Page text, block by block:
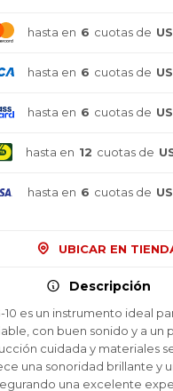
hasta en 6 cuotas de
hasta en 6 cuotas de
hasta en 6 cuotas de
hasta en 12 cuotas de
hasta en 6 cuotas de
UBICAR EN
Descripción
10 es un instrumento ideal
con buen sonido y a un
cuidada y materiales
una sonoridad brillante y
una excelente
a la forma más
comprar!
en 3 cuotas sin recargo
a la forma más
comprar!
en 3 cuotas sin recargo
a la forma más
comprar!
en 3 cuotas sin recargo